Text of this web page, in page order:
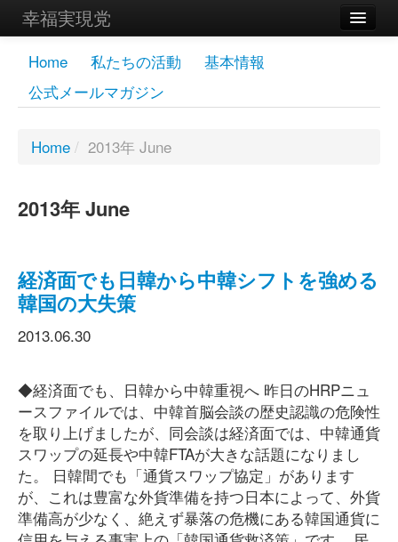
幸福実現党
メンバーズページ
党員
幸福の科学グループ
Home 私たちの活動
基本情報
公式メールマガジン
Home / 2013年 June
2013年 June
経済面でも日韓から中韓シフトを強める
韓国の大失策
2013.06.30
◆経済面でも、日韓から中韓重視へ 昨日のHRPニュ
ースファイルでは、中韓首脳会談の歴史認識の危険性
を取り上げましたが、同会談は経済面では、中韓通貨
スワップの延長や中韓FTAが大きな話題になりまし
た。 日韓間でも「通貨スワップ協定」があります
が、これは豊富な外貨準備を持つ日本によって、外貨
準備高が少なく、絶えず暴落の危機にある韓国通貨に